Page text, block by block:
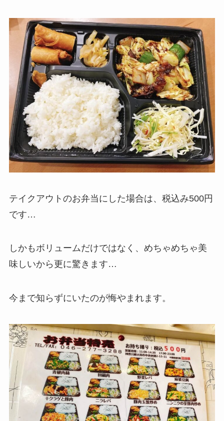
テイクアウトのお弁当にした場合は、税込み500円
です…
しかもボリュームだけではなく、めちゃめちゃ美
味しいから更に驚きます…
今まで知らずにいたのが悔やまれます。